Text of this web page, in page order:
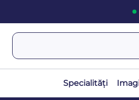
Specialități